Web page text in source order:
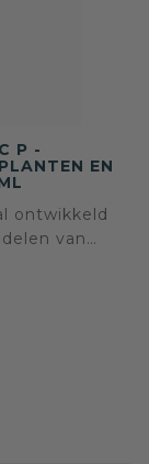
P -
EN
ontwikkeld
van
kleur of